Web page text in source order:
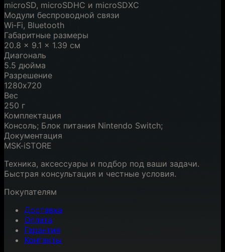
microSD, microSDHC и microSDXC
Модули беспроводной связи
Wi‑Fi, Bluetooth
Габаритные размеры
20.8 x 9.1 x 1.39 см
Диагональ
5.5 дюйма
Разрешение
1280х720
Вес
250 г
Комплектация
Консоль; Блок питания Nintendo Switch;
Документация
MSK-iSTORE
Техника, аксессуары и подбор под ваши задачи.
Быстрая консультация и честные условия.
Покупателям
Доставка
Оплата
Гарантия
Контакты